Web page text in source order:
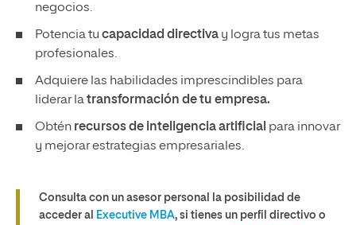
negocios.
Potencia tu capacidad directiva y logra tus metas
profesionales.
Adquiere las habilidades imprescindibles para
liderar latransformación de tu empresa.
Obtén recursos de inteligencia artificial para innovar
y mejorar estrategias empresariales.
Consulta con un asesor personal la posibilidad de
acceder al
Executive MBA, si tienes un perfil directivo o